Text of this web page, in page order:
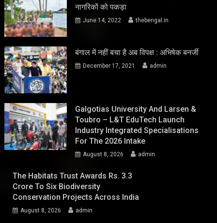
नागरिकों को पकड़ा
June 14, 2022 thebengal.in
बंगाल में नहीं बचा है अब विपक्ष : अभिषेक बनर्जी
December 17, 2021 admin
Galgotias University And Larsen &
Toubro – L&T EduTech Launch
Industry Integrated Specialisations
For The 2026 Intake
August 8, 2026 admin
The Habitats Trust Awards Rs. 3.3
Crore To Six Biodiversity
Conservation Projects Across India
August 8, 2026 admin